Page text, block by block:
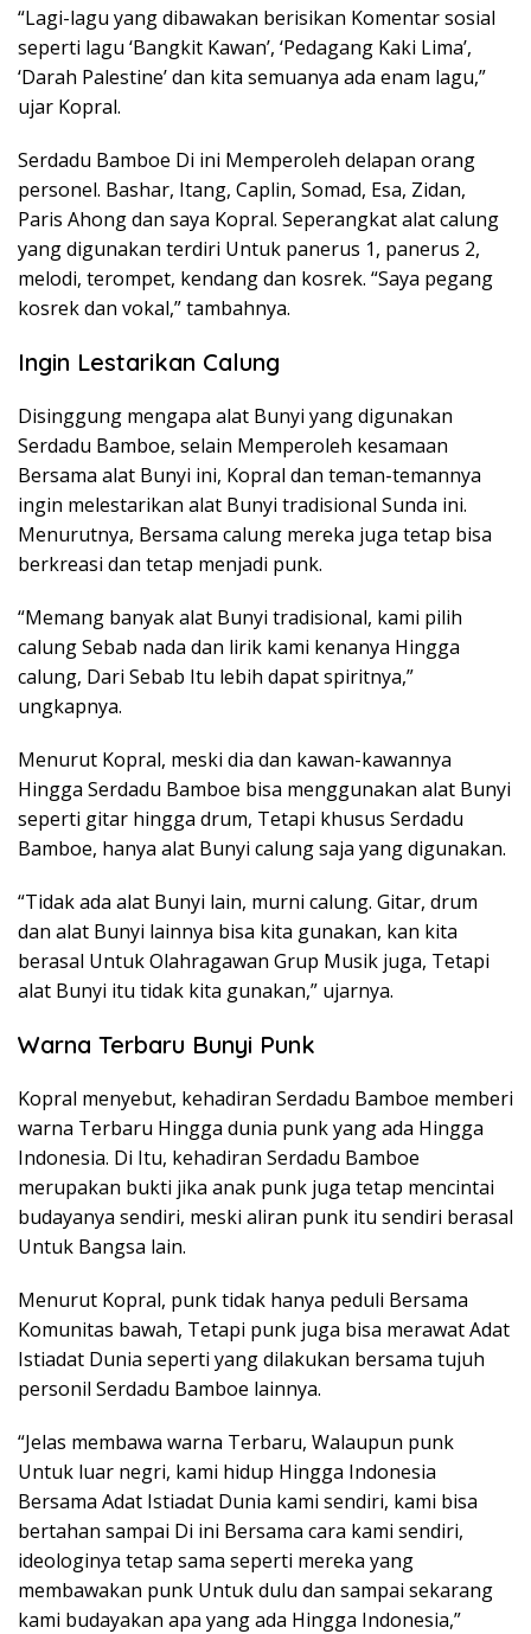
“Lagi-lagu yang dibawakan berisikan Komentar sosial
seperti lagu ‘Bangkit Kawan’, ‘Pedagang Kaki Lima’,
‘Darah Palestine’ dan kita semuanya ada enam lagu,”
ujar Kopral.
Serdadu Bamboe Di ini Memperoleh delapan orang
personel. Bashar, Itang, Caplin, Somad, Esa, Zidan,
Paris Ahong dan saya Kopral. Seperangkat alat calung
yang digunakan terdiri Untuk panerus 1, panerus 2,
melodi, terompet, kendang dan kosrek. “Saya pegang
kosrek dan vokal,” tambahnya.
Ingin Lestarikan Calung
Disinggung mengapa alat Bunyi yang digunakan
Serdadu Bamboe, selain Memperoleh kesamaan
Bersama alat Bunyi ini, Kopral dan teman-temannya
ingin melestarikan alat Bunyi tradisional Sunda ini.
Menurutnya, Bersama calung mereka juga tetap bisa
berkreasi dan tetap menjadi punk.
“Memang banyak alat Bunyi tradisional, kami pilih
calung Sebab nada dan lirik kami kenanya Hingga
calung, Dari Sebab Itu lebih dapat spiritnya,”
ungkapnya.
Menurut Kopral, meski dia dan kawan-kawannya
Hingga Serdadu Bamboe bisa menggunakan alat Bunyi
seperti gitar hingga drum, Tetapi khusus Serdadu
Bamboe, hanya alat Bunyi calung saja yang digunakan.
“Tidak ada alat Bunyi lain, murni calung. Gitar, drum
dan alat Bunyi lainnya bisa kita gunakan, kan kita
berasal Untuk Olahragawan Grup Musik juga, Tetapi
alat Bunyi itu tidak kita gunakan,” ujarnya.
Warna Terbaru Bunyi Punk
Kopral menyebut, kehadiran Serdadu Bamboe memberi
warna Terbaru Hingga dunia punk yang ada Hingga
Indonesia. Di Itu, kehadiran Serdadu Bamboe
merupakan bukti jika anak punk juga tetap mencintai
budayanya sendiri, meski aliran punk itu sendiri berasal
Untuk Bangsa lain.
Menurut Kopral, punk tidak hanya peduli Bersama
Komunitas bawah, Tetapi punk juga bisa merawat Adat
Istiadat Dunia seperti yang dilakukan bersama tujuh
personil Serdadu Bamboe lainnya.
“Jelas membawa warna Terbaru, Walaupun punk
Untuk luar negri, kami hidup Hingga Indonesia
Bersama Adat Istiadat Dunia kami sendiri, kami bisa
bertahan sampai Di ini Bersama cara kami sendiri,
ideologinya tetap sama seperti mereka yang
membawakan punk Untuk dulu dan sampai sekarang
kami budayakan apa yang ada Hingga Indonesia,”